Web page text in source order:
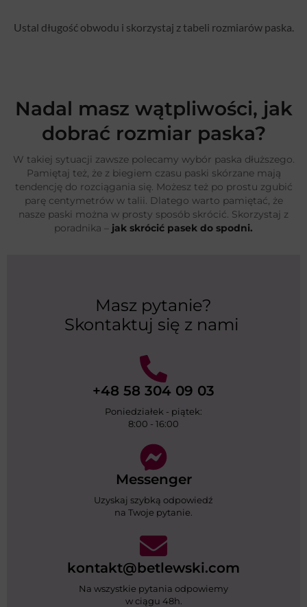
Ustal długość obwodu i skorzystaj z tabeli rozmiarów paska.
Nadal masz wątpliwości, jak
dobrać rozmiar paska?
W takiej sytuacji zawsze polecamy wybór paska dłuższego.
Pamiętaj też, że z biegiem czasu paski skórzane mają
tendencję do rozciągania się. Możesz też po prostu zgubić
parę centymetrów w talii. Dlatego warto pamiętać, że
nasze paski można w prosty sposób skrócić. Skorzystaj z
poradnika – jak skrócić pasek do spodni.
Masz pytanie?
Skontaktuj się z nami
+48 58 304 09 03
Poniedziałek - piątek:
8:00 - 16:00
Messenger
Uzyskaj szybką odpowiedź
na Twoje pytanie.
kontakt@betlewski.com
Na wszystkie pytania odpowiemy
w ciągu 48h.